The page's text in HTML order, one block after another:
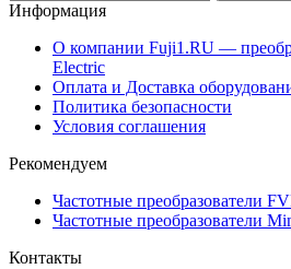
Информация
О компании Fuji1.RU —
Electric
Оплата и Доставка
Политика безопасности
Условия соглашения
Рекомендуем
Частотные преобразователи
Частотные преобразователи
Контакты